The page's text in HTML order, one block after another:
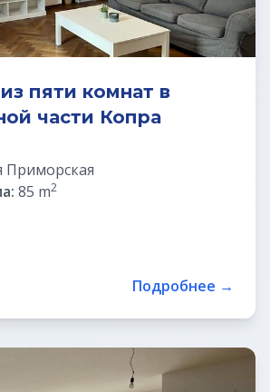
пяти комнат в
части Копра
85 m2
Подробнее →